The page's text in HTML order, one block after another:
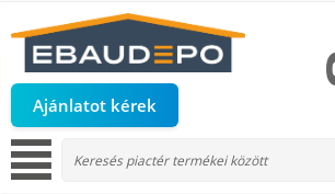
Ajánlatot kérek